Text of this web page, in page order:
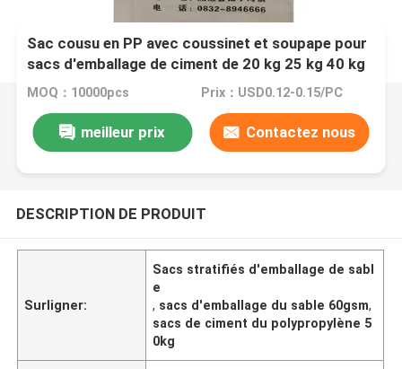
Sac cousu en PP avec coussinet et soupape pour
sacs d'emballage de ciment de 20 kg 25 kg 40 kg
50 kg
MOQ：10000pcs Prix：USD0.12-0.15/PC
meilleur prix Contactez nous
DESCRIPTION DE PRODUIT
Surligner:
Sacs stratifiés d'emballage de sabl
e
, sacs d'emballage du sable 60gsm,
sacs de ciment du polypropylène 5
0kg